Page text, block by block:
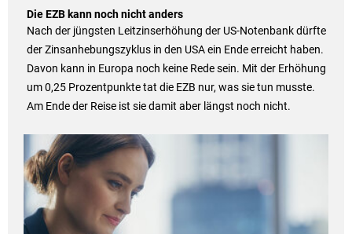
Die EZB kann noch nicht anders
Nach der jüngsten Leitzinserhöhung der US-Notenbank dürfte
der Zinsanhebungszyklus in den USA ein Ende erreicht haben.
Davon kann in Europa noch keine Rede sein. Mit der Erhöhung
um 0,25 Prozentpunkte tat die EZB nur, was sie tun musste.
Am Ende der Reise ist sie damit aber längst noch nicht.